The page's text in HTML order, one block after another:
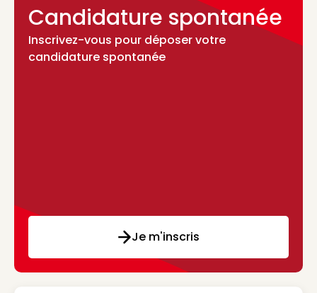
Candidature spontanée
Inscrivez-vous pour déposer votre
candidature spontanée
Je m'inscris